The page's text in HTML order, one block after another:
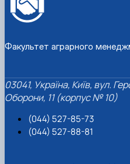
Факультет аграрного
03041, Україна, Київ, вул.
Оборони, 11 (корпус № 10)
(044) 527-85-73
(044) 527-88-81